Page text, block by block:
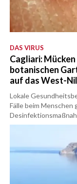
DAS VIRUS
Cagliari:
botanischen
auf das West-
Lokale
Fälle beim Menschen